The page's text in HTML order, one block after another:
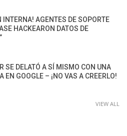
INTERNA! AGENTES DE SOPORTE
HACKEARON DATOS DE
SE DELATÓ A SÍ MISMO CON UNA
EN GOOGLE – ¡NO VAS A CREERLO!
VIEW ALL